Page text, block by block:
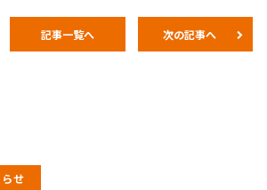
記事一覧へ 次の記事へ
せ